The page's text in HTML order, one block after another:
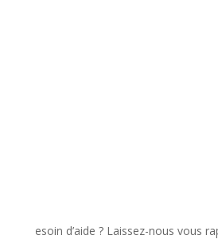
d’aide ? Laissez-nous vous